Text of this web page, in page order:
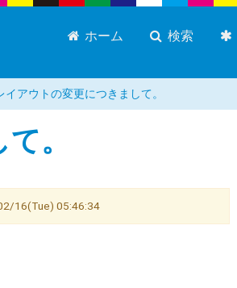
ホーム 検索
イアウトの変更につきまして。
。
16(Tue) 05:46:34